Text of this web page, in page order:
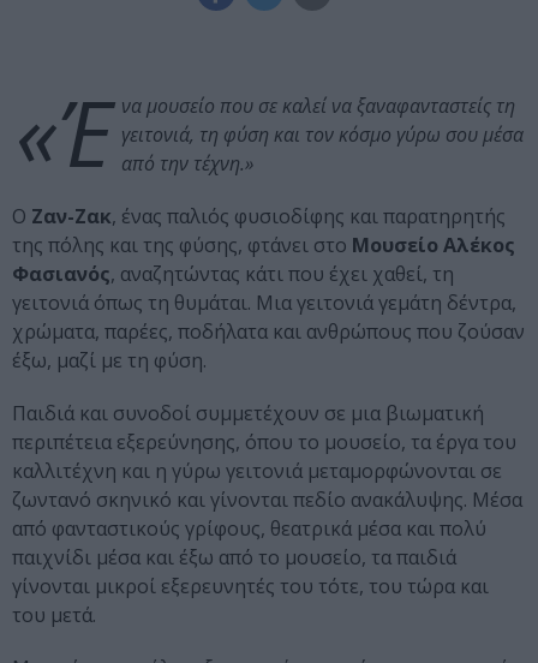
«Έ να μουσείο που σε καλεί να ξαναφανταστείς τη
γειτονιά, τη φύση και τον κόσμο γύρω σου μέσα
από την τέχνη.»
Ο Ζαν-Ζακ, ένας παλιός φυσιοδίφης και παρατηρητής
της πόλης και της φύσης, φτάνει στο Μουσείο Αλέκος
Φασιανός, αναζητώντας κάτι που έχει χαθεί, τη
γειτονιά όπως τη θυμάται. Μια γειτονιά γεμάτη δέντρα,
χρώματα, παρέες, ποδήλατα και ανθρώπους που ζούσαν
έξω, μαζί με τη φύση.
Παιδιά και συνοδοί συμμετέχουν σε μια βιωματική
περιπέτεια εξερεύνησης, όπου το μουσείο, τα έργα του
καλλιτέχνη και η γύρω γειτονιά μεταμορφώνονται σε
ζωντανό σκηνικό και γίνονται πεδίο ανακάλυψης. Μέσα
από φανταστικούς γρίφους, θεατρικά μέσα και πολύ
παιχνίδι μέσα και έξω από το μουσείο, τα παιδιά
γίνονται μικροί εξερευνητές του τότε, του τώρα και
του μετά.